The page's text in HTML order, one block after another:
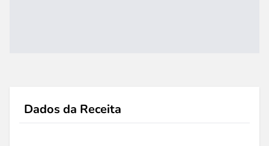
Dados da Receita